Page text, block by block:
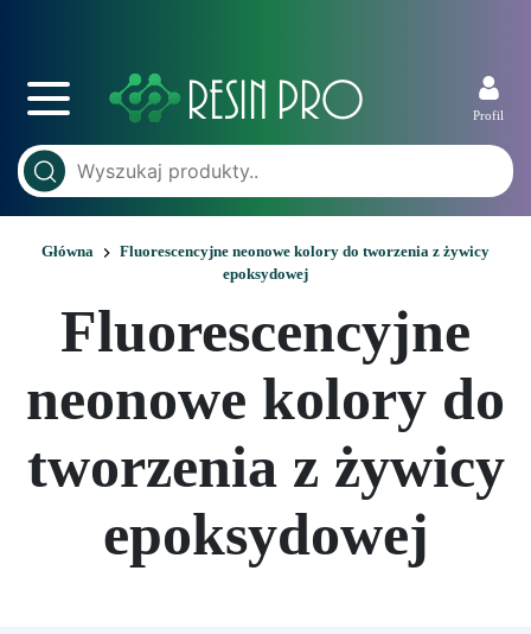
Profil
Główna
Fluorescencyjne neonowe kolory do tworzenia z żywicy
epoksydowej
Fluorescencyjne
neonowe kolory do
tworzenia z żywicy
epoksydowej